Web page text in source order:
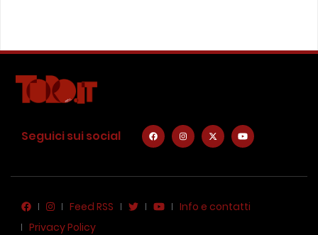
Seguici sui social
Feed RSS
Info e contatti
Privacy Policy